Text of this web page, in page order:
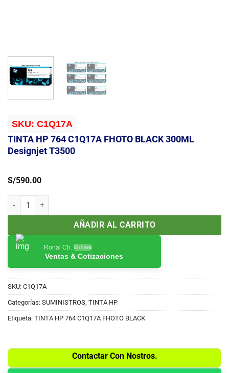
SKU: C1Q17A
TINTA HP 764 C1Q17A FHOTO BLACK 300ML
Designjet T3500
S/590.00
TINTA HP 764 C1Q17A FHOTO BLACK 300ML Designjet T3500
AÑADIR AL CARRITO
Ronal Ch. En línea
Ventas & Cotizaciones
SKU: C1Q17A
Categorías: SUMINISTROS, TINTA HP
Etiqueta: TINTA HP 764 C1Q17A FHOTO BLACK
Contactar Con Nostros.